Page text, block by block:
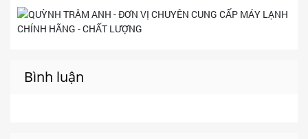
Bình luận